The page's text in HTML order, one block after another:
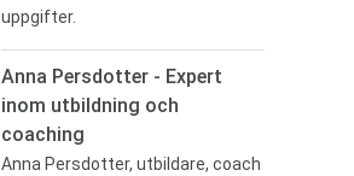
uppgifter.
Anna Persdotter - Expert
inom utbildning och
coaching
Anna Persdotter, utbildare, coach